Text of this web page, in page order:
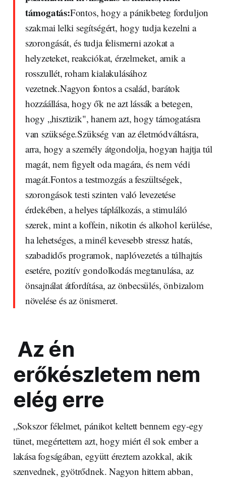
támogatás:Fontos, hogy a pánikbeteg forduljon
szakmai lelki segítségért, hogy tudja kezelni a
szorongását, és tudja felismerni azokat a
helyzeteket, reakciókat, érzelmeket, amik a
rosszullét, roham kialakulásához
vezetnek.Nagyon fontos a család, barátok
hozzáállása, hogy ők ne azt lássák a betegen,
hogy „hisztizik", hanem azt, hogy támogatásra
van szüksége.Szükség van az életmódváltásra,
arra, hogy a személy átgondolja, hogyan hajtja túl
magát, nem figyelt oda magára, és nem védi
magát.Fontos a testmozgás a feszültségek,
szorongások testi szinten való levezetése
érdekében, a helyes táplálkozás, a stimuláló
szerek, mint a koffein, nikotin és alkohol kerülése,
ha lehetséges, a minél kevesebb stressz hatás,
szabadidős programok, naplóvezetés a túlhajtás
esetére, pozitív gondolkodás megtanulása, az
önsajnálat átfordítása, az önbecsülés, önbizalom
növelése és az önismeret.
Az én
erőkészletem nem
elég erre
„Sokszor félelmet, pánikot keltett bennem egy-egy
tünet, megértettem azt, hogy miért él sok ember a
lakása fogságában, együtt éreztem azokkal, akik
szenvednek, gyötrődnek. Nagyon hittem abban,